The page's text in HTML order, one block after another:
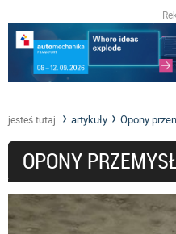
jesteś tutaj artykuły Opony
OPONY